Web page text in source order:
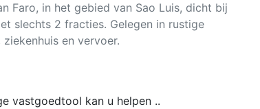
Faro, in het gebied van Sao Luis, dicht bij
slechts 2 fracties. Gelegen in rustige
en vervoer.
vastgoedtool kan u helpen ..